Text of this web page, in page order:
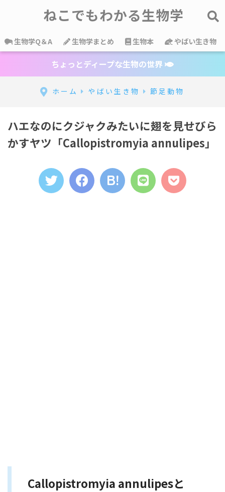
ねこでもわかる生物学
生物学Q＆A 生物学まとめ 生物本 やばい生き物
ちょっとディープな生物の世界
ホーム やばい生き物 節足動物
ハエなのにクジャクみたいに翅を見せびら
かすヤツ「Callopistromyia annulipes」
Callopistromyia annulipesと